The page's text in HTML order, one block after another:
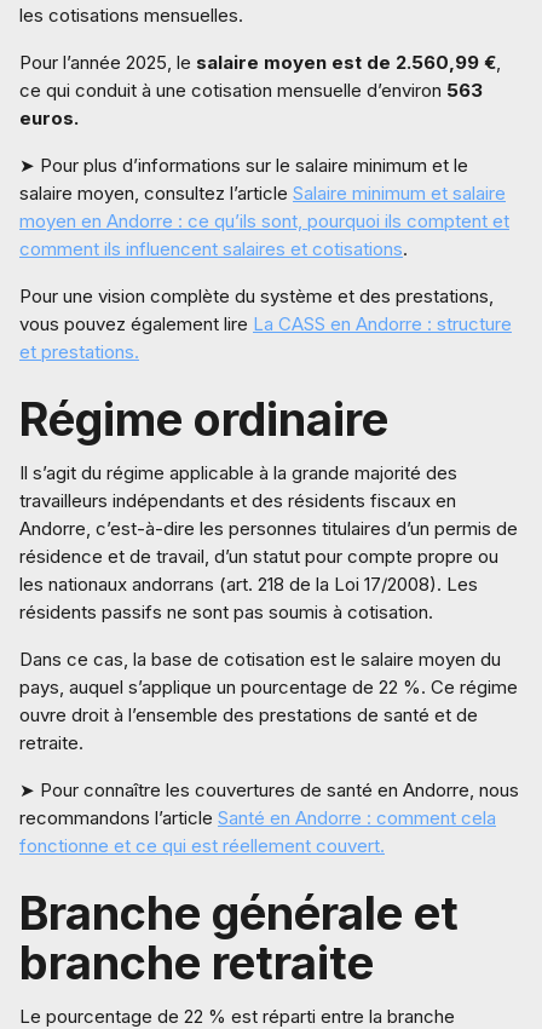
les cotisations mensuelles.
Pour l’année 2025, le salaire moyen est de 2.560,99 €,
ce qui conduit à une cotisation mensuelle d’environ 563
euros.
➤ Pour plus d’informations sur le salaire minimum et le
salaire moyen, consultez l’article Salaire minimum et salaire
moyen en Andorre : ce qu’ils sont, pourquoi ils comptent et
comment ils influencent salaires et cotisations.
Pour une vision complète du système et des prestations,
vous pouvez également lire La CASS en Andorre : structure
et prestations.
Régime ordinaire
Il s’agit du régime applicable à la grande majorité des
travailleurs indépendants et des résidents fiscaux en
Andorre, c’est-à-dire les personnes titulaires d’un permis de
résidence et de travail, d’un statut pour compte propre ou
les nationaux andorrans (art. 218 de la Loi 17/2008). Les
résidents passifs ne sont pas soumis à cotisation.
Dans ce cas, la base de cotisation est le salaire moyen du
pays, auquel s’applique un pourcentage de 22 %. Ce régime
ouvre droit à l’ensemble des prestations de santé et de
retraite.
➤ Pour connaître les couvertures de santé en Andorre, nous
recommandons l’article Santé en Andorre : comment cela
fonctionne et ce qui est réellement couvert.
Branche générale et
branche retraite
Le pourcentage de 22 % est réparti entre la branche